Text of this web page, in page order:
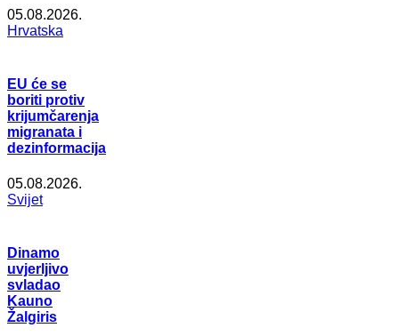
05.08.2026.
Hrvatska
EU će se
boriti protiv
krijumčarenja
migranata i
dezinformacija
05.08.2026.
Svijet
Dinamo
uvjerljivo
svladao
Kauno
Žalgiris